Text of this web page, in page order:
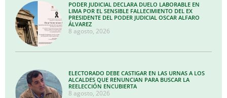
PODER JUDICIAL DECLARA DUELO LABORABLE EN
LIMA POR EL SENSIBLE FALLECIMIENTO DEL EX
PRESIDENTE DEL PODER JUDICIAL OSCAR ALFARO
ÁLVAREZ
8 agosto, 2026
ELECTORADO DEBE CASTIGAR EN LAS URNAS A LOS
ALCALDES QUE RENUNCIAN PARA BUSCAR LA
REELECCIÓN ENCUBIERTA
8 agosto, 2026